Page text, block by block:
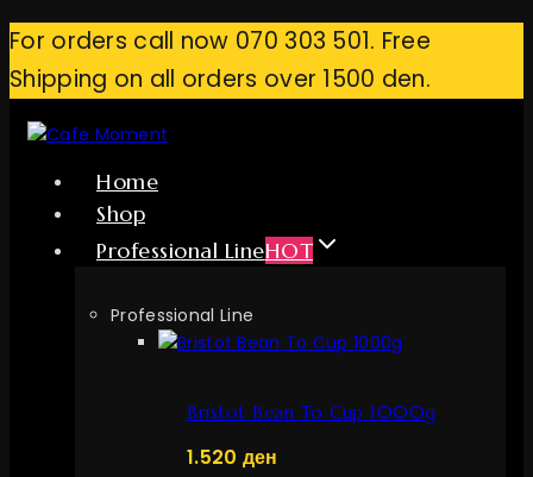
Skip
content
For orders call now 070 303 501. Free
Shipping on all orders over 1500 den.
Home
Shop
Professional LineHOT
Professional Line
Bristot Bean To Cup 1000g
1.520 ден